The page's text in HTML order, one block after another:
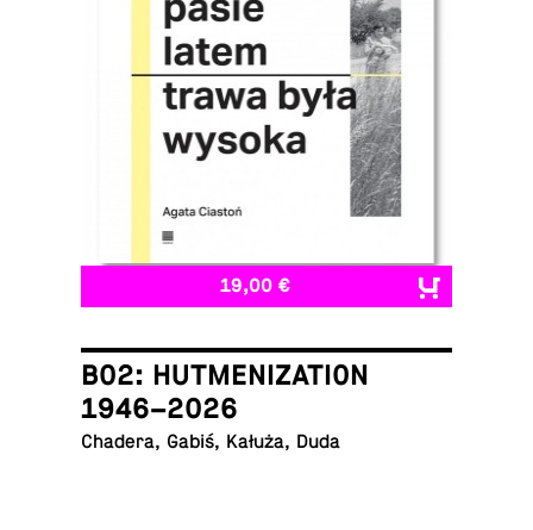
19,00 €
B02: HUTMENIZATION
1946–2026
Chadera, Gabiś, Kałuża, Duda